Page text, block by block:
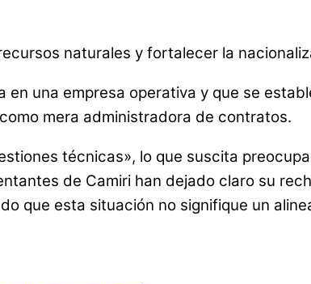
naturales y fortalecer la
en una empresa operativa y que se
mera administradora de contratos.
técnicas», lo que suscita
de Camiri han dejado claro su
que esta situación no signifique un